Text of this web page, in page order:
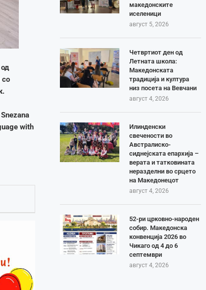
со
with
македонските
иселеници
август 5, 2026
Четвртиот ден од
Летната школа:
Македонската
традиција и култура
низ посета на Вевчани
август 4, 2026
Илинденски
свечености во
Австралиско-
сиднејската епархија –
верата и татковината
неразделни во срцето
на Македонецот
август 4, 2026
52-ри црковно-народен
собир. Македонска
конвенција 2026 во
Чикаго од 4 до 6
септември
август 4, 2026